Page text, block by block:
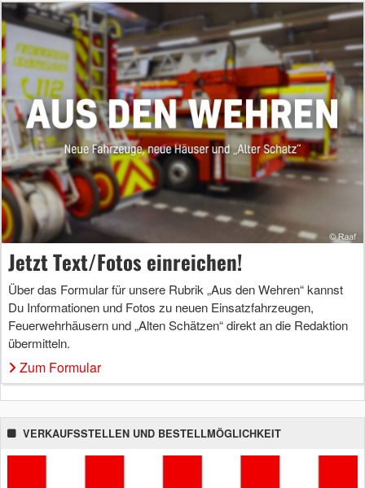
Jetzt Text/Fotos einreichen!
Über das Formular für unsere Rubrik „Aus den Wehren“ kannst
Du Informationen und Fotos zu neuen Einsatzfahrzeugen,
Feuerwehrhäusern und „Alten Schätzen“ direkt an die Redaktion
übermitteln.
Zum Formular
VERKAUFSSTELLEN UND BESTELLMÖGLICHKEIT